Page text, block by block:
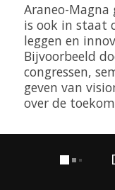
Araneo-
is ook in staat
leggen en
Bijvoorbeeld
congressen,
geven van
over de